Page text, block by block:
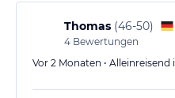
• kleine Haustiere bis 5 kg auf
Hinweis: Allgemeine und
Positiv überrascht hat
Thomas (46-50)
4 Bewertungen
Vor 2 Monaten • Alleinreisend